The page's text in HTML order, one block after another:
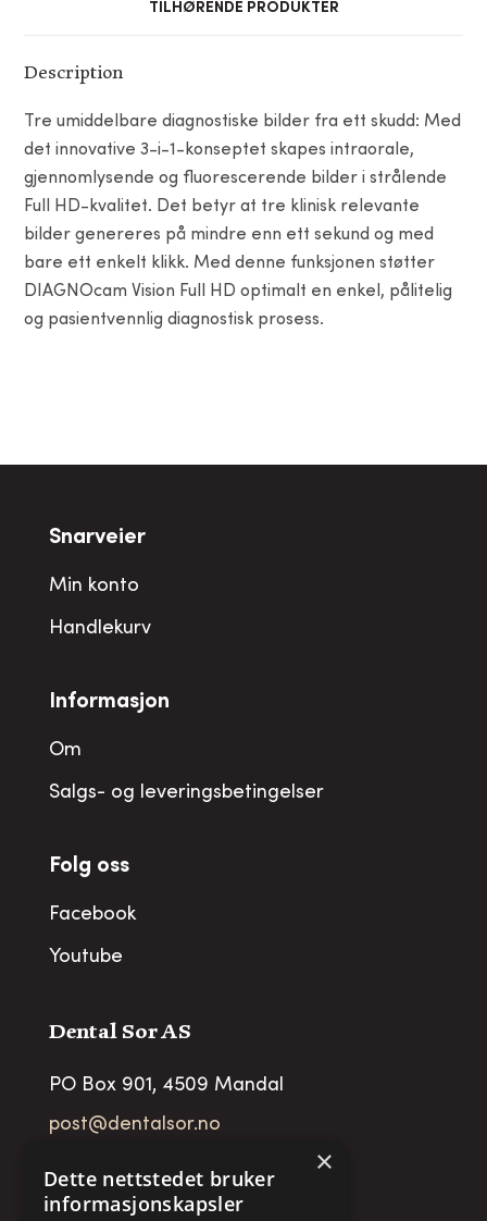
TILHØRENDE PRODUKTER
Description
Tre umiddelbare diagnostiske bilder fra ett skudd: Med
det innovative 3-i-1-konseptet skapes intraorale,
gjennomlysende og fluorescerende bilder i strålende
Full HD-kvalitet. Det betyr at tre klinisk relevante
bilder genereres på mindre enn ett sekund og med
bare ett enkelt klikk. Med denne funksjonen støtter
DIAGNOcam Vision Full HD optimalt en enkel, pålitelig
og pasientvennlig diagnostisk prosess.
Snarveier
Min konto
Handlekurv
Informasjon
Om
Salgs- og leveringsbetingelser
Folg oss
Facebook
Youtube
Dental Sor AS
PO Box 901, 4509 Mandal
post@dentalsor.no
Telefon: +47 38 27 88 88
×
Dette nettstedet bruker
informasjonskapsler